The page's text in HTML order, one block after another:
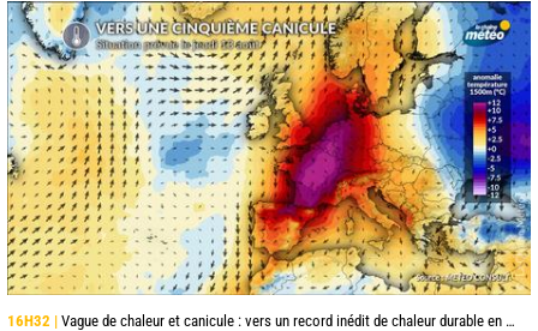
16H32 | Vague de chaleur et canicule : vers un record inédit de chaleur durable en France